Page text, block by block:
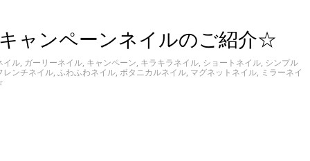
ャンペーンネイルのご紹介☆
イル, ガーリーネイル, キャンペーン, キラキラネイル, ショートネイル, シンプル
レンチネイル, ふわふわネイル, ボタニカルネイル, マグネットネイル, ミラーネイ